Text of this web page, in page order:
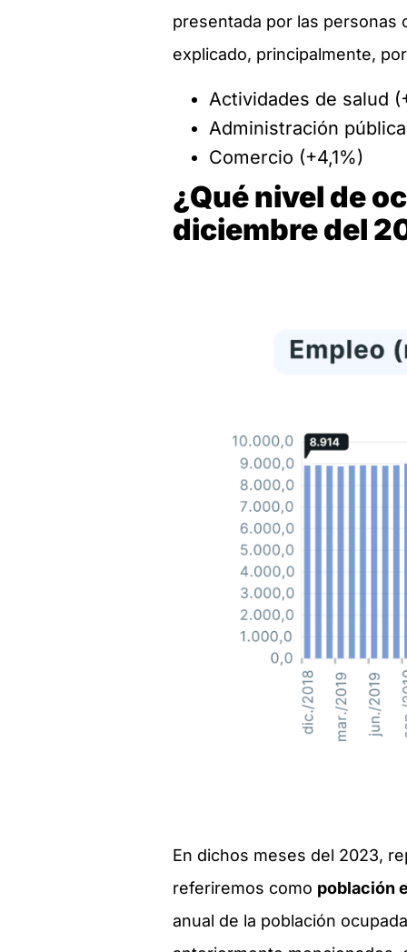
presentada por las personas
explicado, principalmente,
Actividades de salud
Administración
Comercio (+4,1%)
¿Qué nivel de
diciembre del
En dichos meses del 2023,
referiremos como población
anual de la población